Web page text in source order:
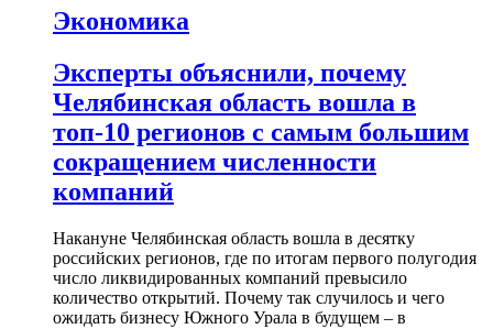
Экономика
Эксперты объяснили, почему
Челябинская область вошла в
топ-10 регионов с самым большим
сокращением численности
компаний
Накануне Челябинская область вошла в десятку
российских регионов, где по итогам первого полугодия
число ликвидированных компаний превысило
количество открытий. Почему так случилось и чего
ожидать бизнесу Южного Урала в будущем – в